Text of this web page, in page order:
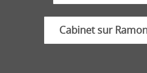
Cabinet sur